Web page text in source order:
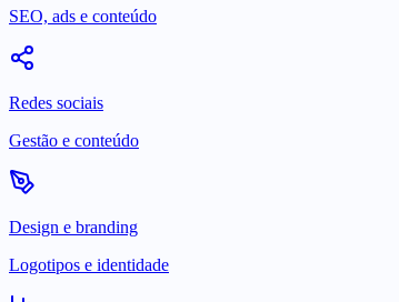
SEO, ads e conteúdo
Redes sociais
Gestão e conteúdo
Design e branding
Logotipos e identidade